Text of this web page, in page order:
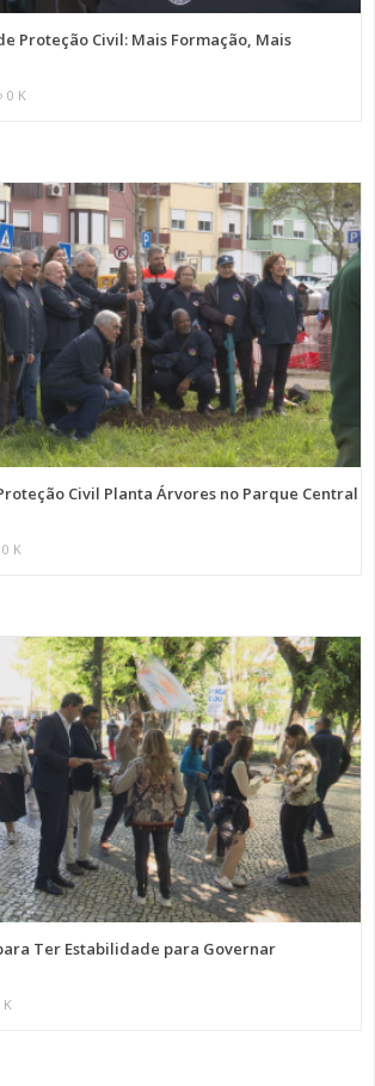
Proteção Civil: Mais Formação, Mais
0 K
Civil Planta Árvores no Parque Central
0 K
Ter Estabilidade para Governar
K